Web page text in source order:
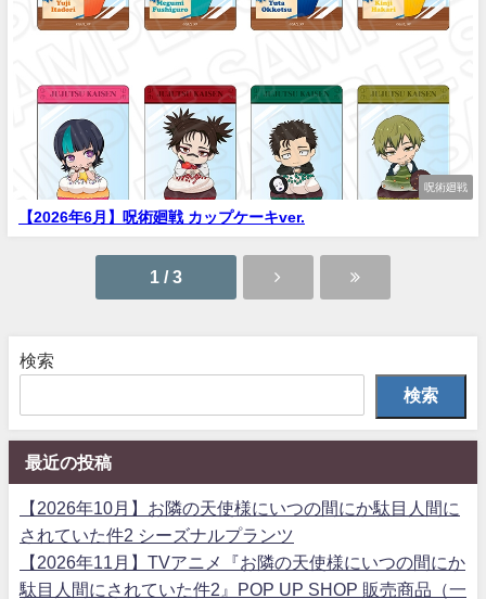
呪術廻戦
【2026年6月】呪術廻戦 カップケーキver.
1 / 3
検索
検索
最近の投稿
【2026年10月】お隣の天使様にいつの間にか駄目人間に
されていた件2 シーズナルプランツ
【2026年11月】TVアニメ『お隣の天使様にいつの間にか
駄目人間にされていた件2』POP UP SHOP 販売商品（一